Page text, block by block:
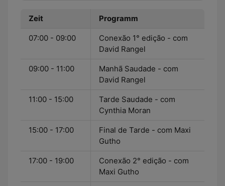
Zeit Programm
07:00 - 09:00
Conexão 1° edição - com
David Rangel
09:00 - 11:00
Manhã Saudade - com
David Rangel
11:00 - 15:00
Tarde Saudade - com
Cynthia Moran
15:00 - 17:00
Final de Tarde - com Maxi
Gutho
17:00 - 19:00
Conexão 2° edição - com
Maxi Gutho